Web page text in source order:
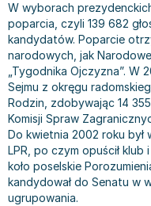
Książki: Prawo
Książki: Prawo
Książki: Prawo -
Książki: Prawo pracy
Książki: Prawo Unii
Teksty aktów prawnych
Książki medyczne i
Chemia - książki
Książki o fizyce i
Geografia - książki
Książki: Film, muzyka,
Książki: Historia sztuki
Książki o architekturze
Książki: Sztuka
Książki: Sztuki wizualne
Inne
Książki dla dzieci 3-5
Książki: bajki dla dzieci
Kolorowanki i książki
Książki do nauki
Książki do nauki
Książki grające, z
Kreatywne i
Poznawanie świata dla
Książki o
Książki dla dzieci 6-8
Książki: Zdrowie
Kuchnia i diety - książki
Autorskie książki
Ciasta, desery, wypieki
Diety, zdrowe żywienie
Książki kucharskie
Kuchnia polska - książki
Napoje - książki
Książki: Poradniki
Inne
Dean Koontz
Andrzej Sapkowski
Stephenie Meyer
Robert Ludlum
Maria Czubaszek
Nora Roberts
Mario Vargas Llosa
Katarzyna Grochola
Ewa Nowak
Robin Cook
W wyborach
poparcia, czyli 139 682
kandydatów. Poparcie
narodowych, jak
„Tygodnika Ojczyzna”.
Sejmu z okręgu
Rodzin, zdobywając 14 355
Komisji Spraw
Do kwietnia 2002 roku był
LPR, po czym opuścił
koło poselskie
kandydował do Senatu w
ugrupowania.